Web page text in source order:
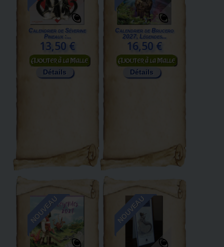
Calendrier de Séverine
Pineaux :...
13,50 €
Ajouter au panier
Détails
Calendrier de Brucero
2027, Légendes...
16,50 €
Ajouter au panier
Détails
NOUVEAU NOUVEAU